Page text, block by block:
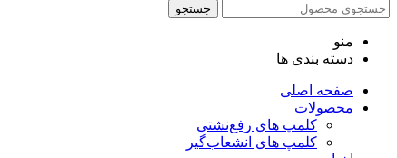
جستجو
منو
دسته بندی ها
صفحه اصلی
محصولات
کلمپ های رفع‌نشتی
کلمپ های انشعاب‌گیر